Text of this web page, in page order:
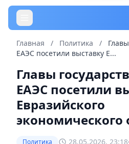
Главная / Политика /
ЕАЭС посетили выставку Е...
Главы
ЕАЭС посетили
Евразийского
Политика 28.05.2026, 23:18